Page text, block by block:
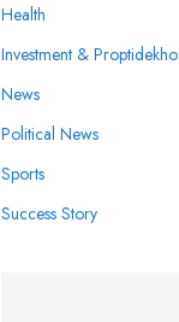
Health
Investment & Proptidekho
News
Political News
Sports
Success Story